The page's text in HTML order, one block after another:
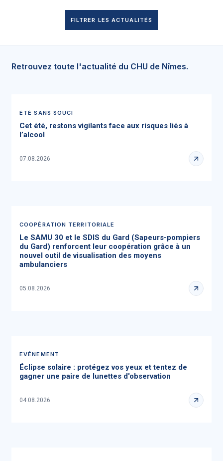
FILTRER LES ACTUALITÉS
Retrouvez toute l'actualité du CHU de Nîmes.
ÉTÉ SANS SOUCI
Cet été, restons vigilants face aux risques liés à
l’alcool
07.08.2026
COOPÉRATION TERRITORIALE
Le SAMU 30 et le SDIS du Gard (Sapeurs-pompiers
du Gard) renforcent leur coopération grâce à un
nouvel outil de visualisation des moyens
ambulanciers
05.08.2026
EVÉNEMENT
Éclipse solaire : protégez vos yeux et tentez de
gagner une paire de lunettes d'observation
04.08.2026